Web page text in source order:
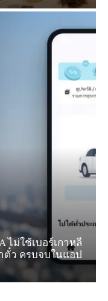
ไม่ใช้เบอร์เกาหลี
ตั๋ว ครบจบในแอป